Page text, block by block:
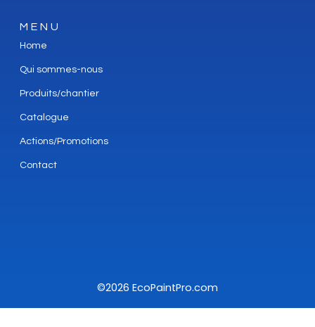
MENU
Home
Qui sommes-nous
Produits/chantier
Catalogue
Actions/Promotions
Contact
©2026 EcoPaintPro.com